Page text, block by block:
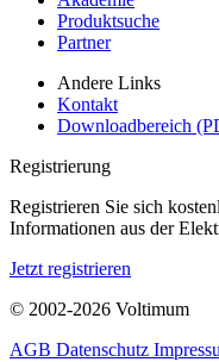
Produktsuche
Partner
Andere Links
Kontakt
Downloadbereich
Registrierung
Registrieren Sie sich
Informationen aus der
Jetzt registrieren
© 2002-2026 Voltimum
AGB Datenschutz